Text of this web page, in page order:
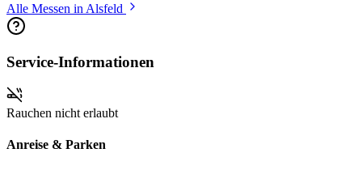
Alle Messen in Alsfeld
Service-Informationen
Rauchen nicht erlaubt
Anreise & Parken